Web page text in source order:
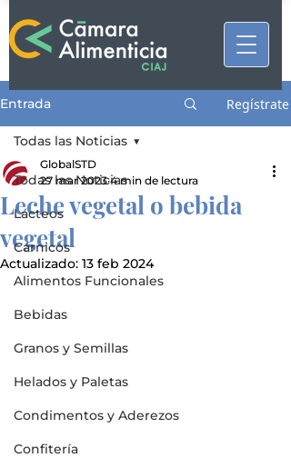
Entrada Regístrate
Todas las Noticias
Lácteos
Cárnicos
Alimentos Funcionales
Bebidas
Granos y Semillas
Helados y Paletas
Condimentos y Aderezos
Confitería
Todas las Noticias
Leche vegetal o bebida
vegetal
GlobalSTD
27 mar 2023 4 min de lectura
Actualizado: 13 feb 2024